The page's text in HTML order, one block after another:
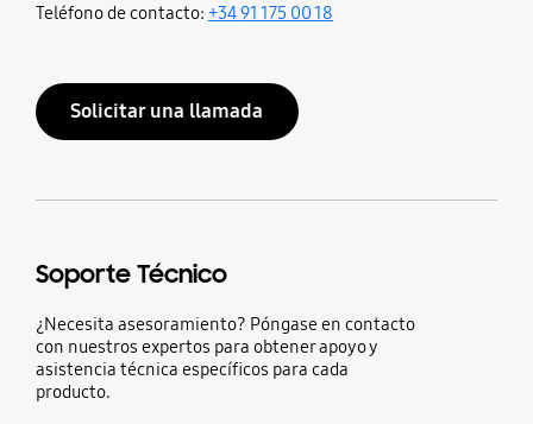
Teléfono de contacto: +34 91 175 00 18
Solicitar una llamada
Soporte Técnico
¿Necesita asesoramiento? Póngase en contacto
con nuestros expertos para obtener apoyo y
asistencia técnica específicos para cada
producto.